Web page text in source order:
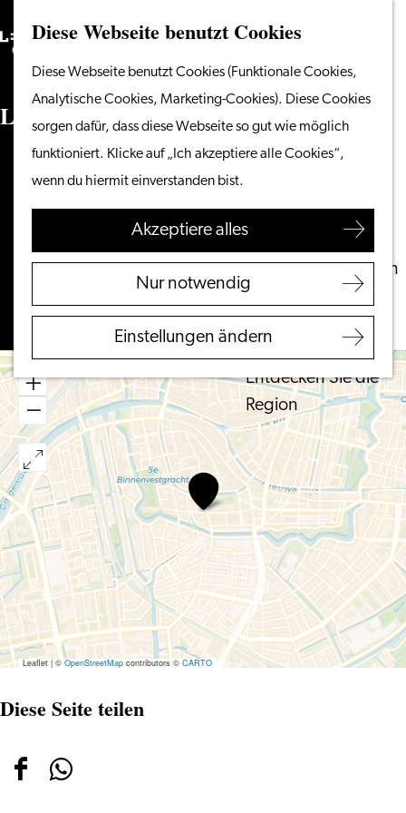
Diese Webseite benutzt Cookies
Diese Webseite benutzt Cookies (Funktionale Cookies,
Analytische Cookies, Marketing-Cookies). Diese Cookies
sorgen dafür, dass diese Webseite so gut wie möglich
funktioniert. Klicke auf „Ich akzeptiere alle Cookies“,
wenn du hiermit einverstanden bist.
Akzeptiere alles
Nur notwendig
Einstellungen ändern
Gehen
zur
Homepage
Menü
Suchen
Vom Wasser aus
Radeln & Wandern
Shoppen
Essen & Trinken
Ihren Besuch planen
Touristeninformation
Leiden
Entdecken Sie die
Region
Suchen
Lady Service
Doezastraat 19
bis
Lady
Service
Lady
Service
Lady
Service
Leaflet|©OpenStreetMapcontributors ©CARTO
Diese Seite teilen
DieseDiese